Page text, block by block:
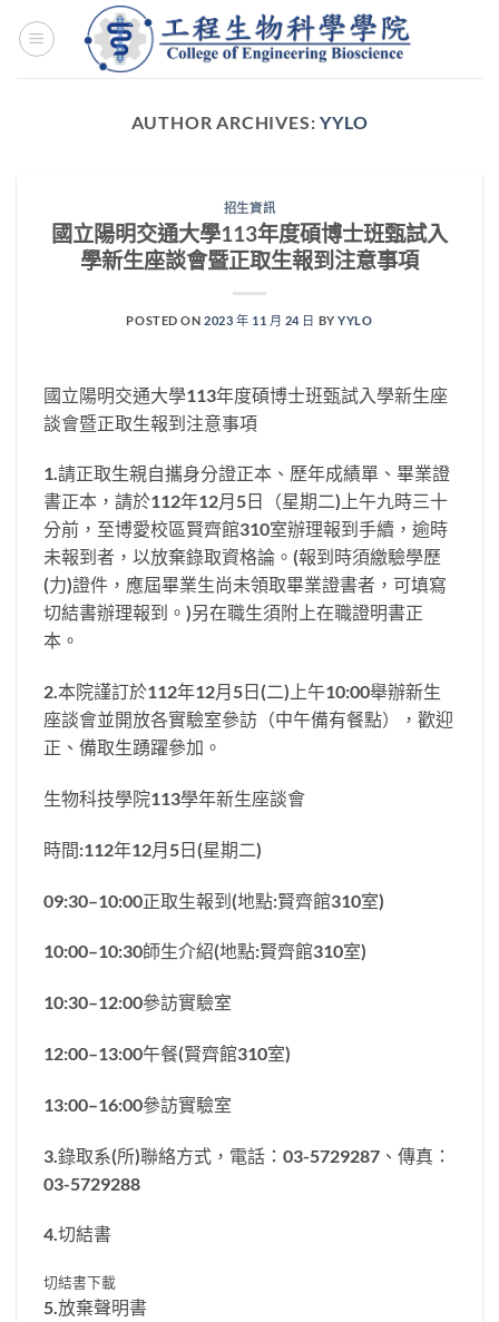
AUTHOR ARCHIVES:YYLO
招生資訊
國立陽明交通大學113年度碩博士班甄試入
學新生座談會暨正取生報到注意事項
POSTED ON2023 年 11 月 24 日 BYYYLO
國立陽明交通大學113年度碩博士班甄試入學新生座
談會暨正取生報到注意事項
1.請正取生親自攜身分證正本、歷年成績單、畢業證
書正本，請於112年12月5日（星期二)上午九時三十
分前，至博愛校區賢齊館310室辦理報到手續，逾時
未報到者，以放棄錄取資格論。(報到時須繳驗學歷
(力)證件，應屆畢業生尚未領取畢業證書者，可填寫
切結書辦理報到。)另在職生須附上在職證明書正
本。
2.本院謹訂於112年12月5日(二)上午10:00舉辦新生
座談會並開放各實驗室參訪（中午備有餐點），歡迎
正、備取生踴躍參加。
生物科技學院113學年新生座談會
時間:112年12月5日(星期二)
09:30–10:00正取生報到(地點:賢齊館310室)
10:00–10:30師生介紹(地點:賢齊館310室)
10:30–12:00參訪實驗室
12:00–13:00午餐(賢齊館310室)
13:00–16:00參訪實驗室
3.錄取系(所)聯絡方式，電話：03-5729287、傳真：
03-5729288
4.切結書
切結書下載
5.放棄聲明書